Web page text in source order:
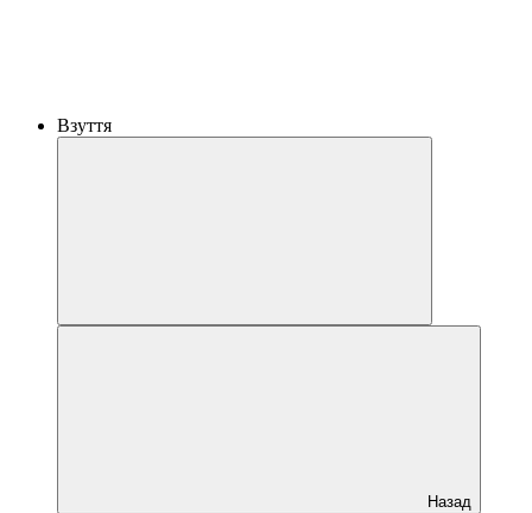
Взуття
Назад